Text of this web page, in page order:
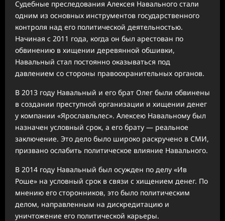
Судебные преследования Алексея Навального стали
одним из основных инструментов государственного
контроля над его политической деятельностью.
Начиная с 2011 года, когда он был арестован по
обвинению в хищении деревянной обшивки,
Навальный стал постоянно оказываться под
давлением со стороны правоохранительных органов.
В 2013 году Навальный и его брат Олег были обвинены
в создании преступной организации и хищении денег
у компании «Ярославльлес». Алексею Навальному был
назначен условный срок, а его брату — реальное
заключение. Это дело было широко раскручено в СМИ,
призвано ослабить политическое влияние Навального.
В 2014 году Навальный был осужден по делу «Ив
Роше» на условный срок в связи с хищением денег. По
мнению его сторонников, это было политическим
делом, направленным на дискредитацию и
уничтожение его политической карьеры.